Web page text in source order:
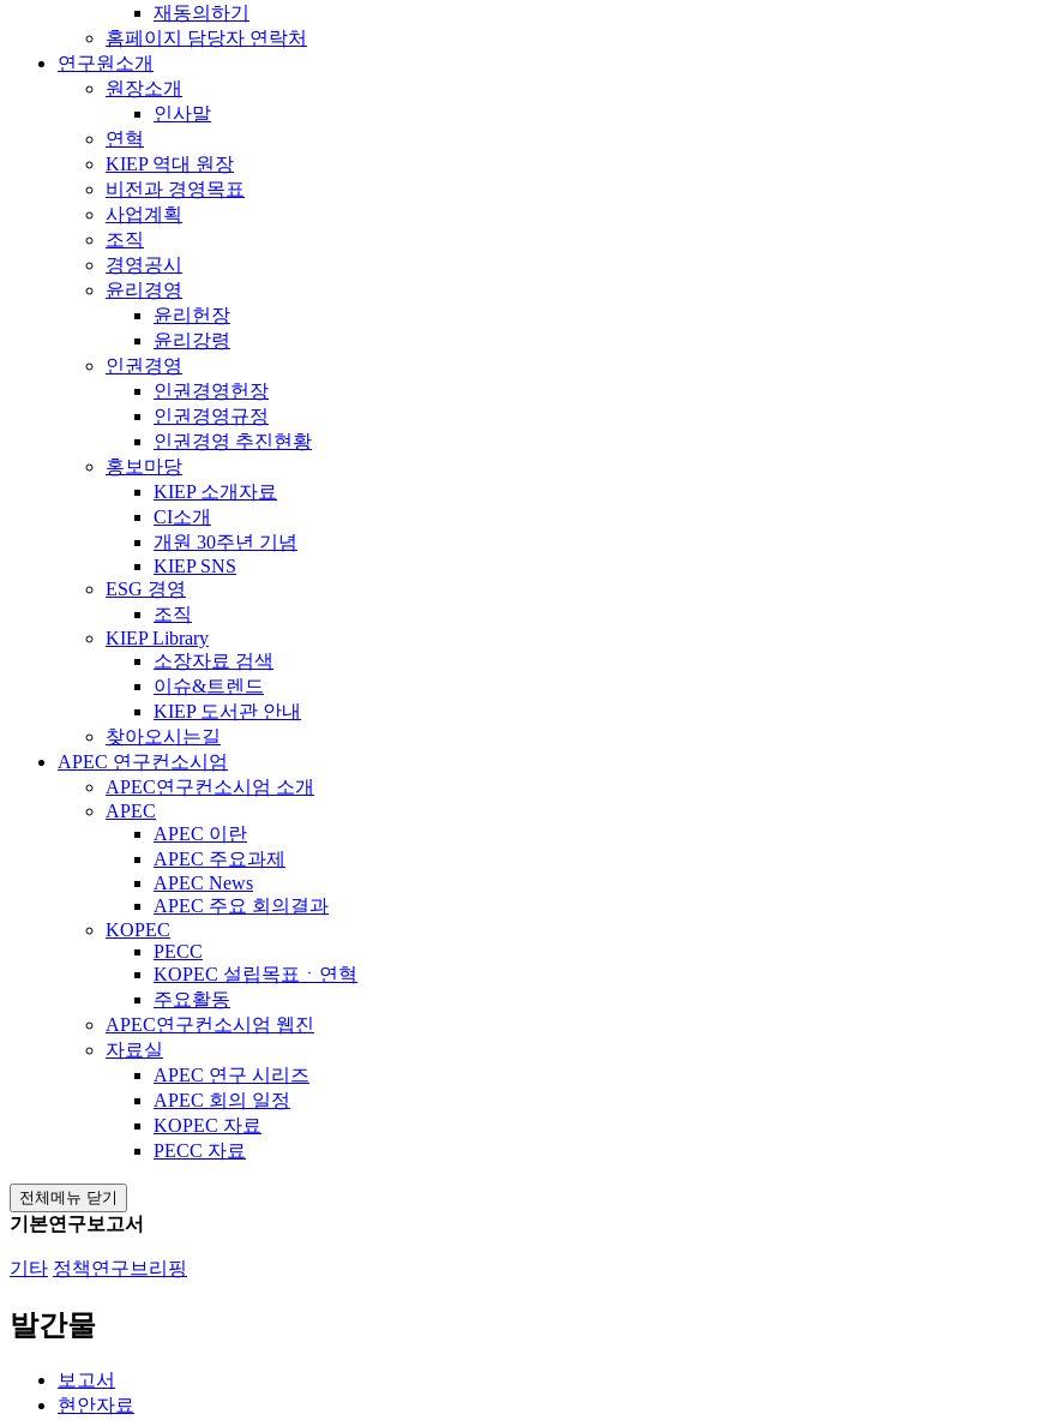
재동의하기
홈페이지 담당자 연락처
연구원소개
원장소개
인사말
연혁
KIEP 역대 원장
비전과 경영목표
사업계획
조직
경영공시
윤리경영
윤리헌장
윤리강령
인권경영
인권경영헌장
인권경영규정
인권경영 추진현황
홍보마당
KIEP 소개자료
CI소개
개원 30주년 기념
KIEP SNS
ESG 경영
조직
KIEP Library
소장자료 검색
이슈&트렌드
KIEP 도서관 안내
찾아오시는길
APEC 연구컨소시엄
APEC연구컨소시엄 소개
APEC
APEC 이란
APEC 주요과제
APEC News
APEC 주요 회의결과
KOPEC
PECC
KOPEC 설립목표ㆍ연혁
주요활동
APEC연구컨소시엄 웹진
자료실
APEC 연구 시리즈
APEC 회의 일정
KOPEC 자료
PECC 자료
전체메뉴 닫기
기본연구보고서
기타 정책연구브리핑
발간물
보고서
현안자료